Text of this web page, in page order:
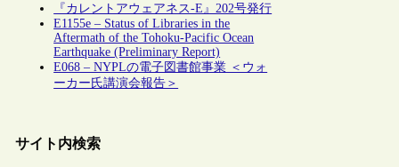
『カレントアウェアネス-E』202号発行
E1155e – Status of Libraries in the
Aftermath of the Tohoku-Pacific Ocean
Earthquake (Preliminary Report)
E068 – NYPLの電子図書館事業 ＜ウォ
ーカー氏講演会報告＞
サイト内検索